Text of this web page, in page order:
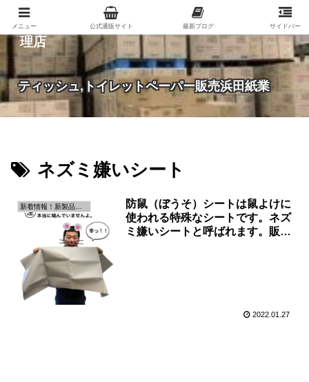
紙（家庭紙・包装紙・印刷用紙など）の総合代
理店
ティッシュ,トイレットペーパー販売浜田紙業
ネズミ嫌いシート
新着情報！新製品の情報です！
防鼠（ぼうそ）シートは鼠よけに
使われる特殊なシートです。ネズ
ミ嫌いシートと呼ばれます。販売
2022.01.27
メニュー 公式通販サイト 最新ブログ サイドバー